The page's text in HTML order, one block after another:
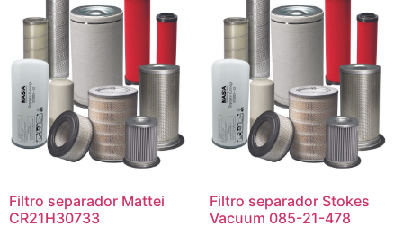
Filtro separador Mattei
CR21H30733
Filtro separador Stokes
Vacuum 085-21-478